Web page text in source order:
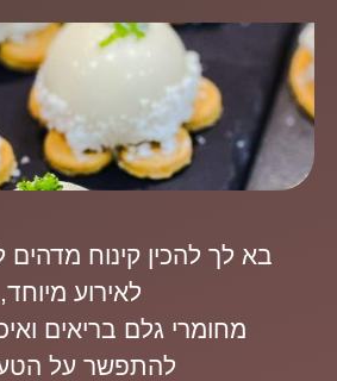
בא לך להכין קינוח מדהים
לאירוע מיוחד,
מחומרי גלם בריאים
להתפשר על